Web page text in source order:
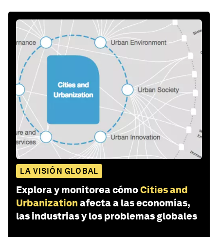
LA VISIÓN GLOBAL
Explora y monitorea cómoCities and
Urbanization afecta a las economías,
las industrias y los problemas globales